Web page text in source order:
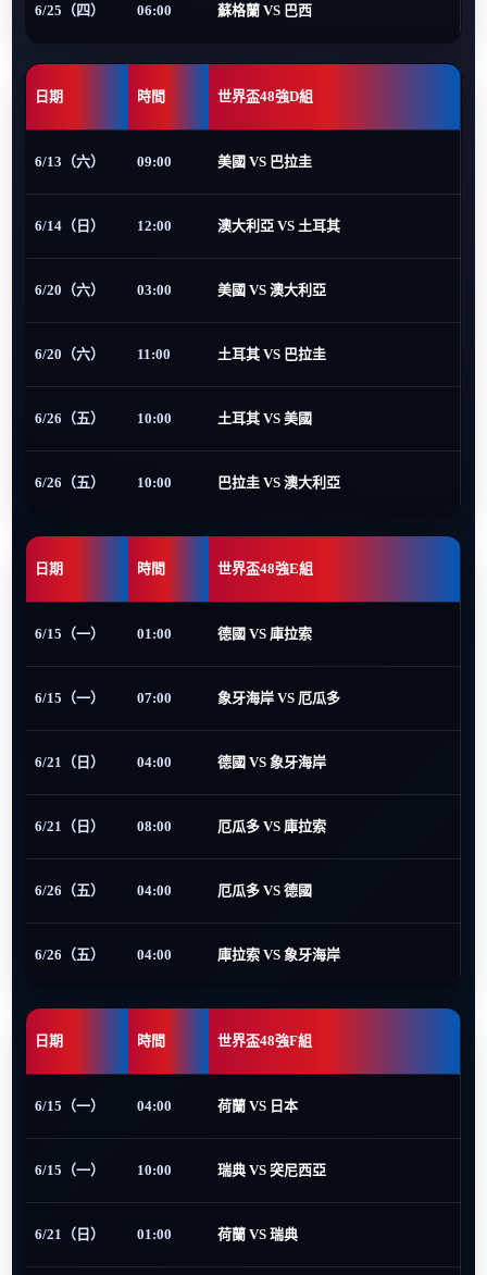
6/25（四） 06:00 蘇格蘭 VS 巴西
日期 時間 世界盃48強D組
6/13（六） 09:00 美國 VS 巴拉圭
6/14（日） 12:00 澳大利亞 VS 土耳其
6/20（六） 03:00 美國 VS 澳大利亞
6/20（六） 11:00 土耳其 VS 巴拉圭
6/26（五） 10:00 土耳其 VS 美國
6/26（五） 10:00 巴拉圭 VS 澳大利亞
日期 時間 世界盃48強E組
6/15（一） 01:00 德國 VS 庫拉索
6/15（一） 07:00 象牙海岸 VS 厄瓜多
6/21（日） 04:00 德國 VS 象牙海岸
6/21（日） 08:00 厄瓜多 VS 庫拉索
6/26（五） 04:00 厄瓜多 VS 德國
6/26（五） 04:00 庫拉索 VS 象牙海岸
日期 時間 世界盃48強F組
6/15（一） 04:00 荷蘭 VS 日本
6/15（一） 10:00 瑞典 VS 突尼西亞
6/21（日） 01:00 荷蘭 VS 瑞典